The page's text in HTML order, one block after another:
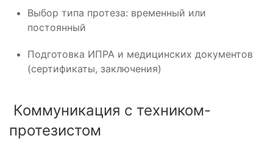
Выбор типа протеза: временный или
постоянный
Подготовка ИПРА и медицинских документов
(сертификаты, заключения)
Коммуникация с техником-
протезистом